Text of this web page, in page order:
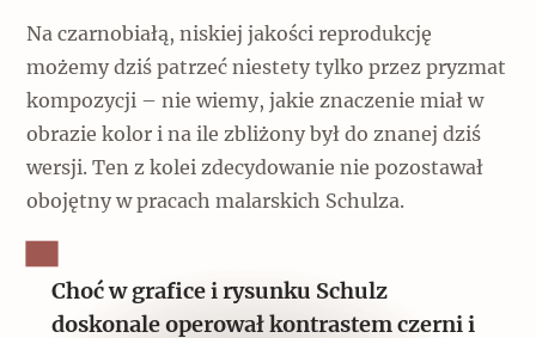
Na czarnobiałą, niskiej jakości reprodukcję
możemy dziś patrzeć niestety tylko przez pryzmat
kompozycji – nie wiemy, jakie znaczenie miał w
obrazie kolor i na ile zbliżony był do znanej dziś
wersji. Ten z kolei zdecydowanie nie pozostawał
obojętny w pracach malarskich Schulza.
Choć w grafice i rysunku Schulz
doskonale operował kontrastem czerni i